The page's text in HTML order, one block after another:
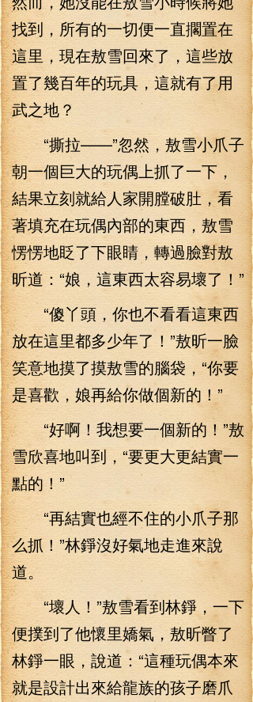
找到，所有的一切便一直擱置在
這里，現在敖雪回來了，這些放
置了幾百年的玩具，這就有了用
武之地？
“撕拉——”忽然，敖雪小爪子
朝一個巨大的玩偶上抓了一下，
結果立刻就給人家開膛破肚，看
著填充在玩偶內部的東西，敖雪
愣愣地眨了下眼睛，轉過臉對敖
昕道：“娘，這東西太容易壞了！”
“傻丫頭，你也不看看這東西
放在這里都多少年了！”敖昕一臉
笑意地摸了摸敖雪的腦袋，“你要
是喜歡，娘再給你做個新的！”
“好啊！我想要一個新的！”敖
雪欣喜地叫到，“要更大更結實一
點的！”
“再結實也經不住的小爪子那
么抓！”林錚沒好氣地走進來說
道。
“壞人！”敖雪看到林錚，一下
便撲到了他懷里嬌氣，敖昕瞥了
林錚一眼，說道：“這種玩偶本來
就是設計出來給龍族的孩子磨爪